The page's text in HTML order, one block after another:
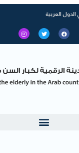
الدول العربية